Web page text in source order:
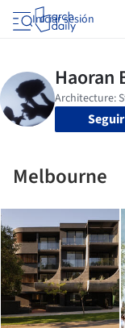
Iniciar sesión
Seguir
Melbourne